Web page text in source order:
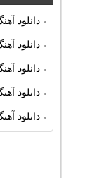
دانلود
دانلود
دانلود
دانلود
دانلود